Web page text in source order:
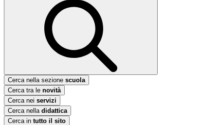
Cerca nella sezione scuola
Cerca tra le novità
Cerca nei servizi
Cerca nella didattica
Cerca in tutto il sito